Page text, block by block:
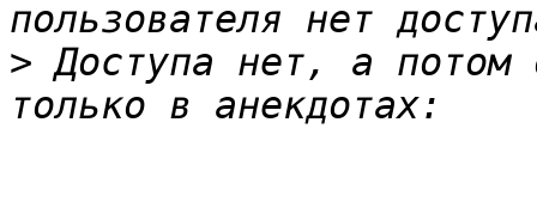
> Доступа нет, а потом